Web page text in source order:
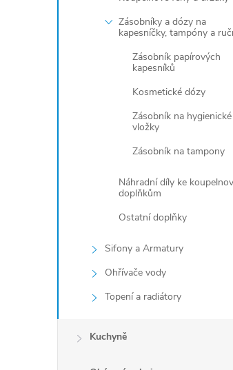
Zásobníky a dózy na
kapesníčky, tampóny a
Zásobník papírových
kapesníků
Kosmetické dózy
Zásobník na hygienické
vložky
Zásobník na tampony
Náhradní díly ke
doplňkům
Ostatní doplňky
Sifony a Armatury
Ohřívače vody
Topení a radiátory
Kuchyně